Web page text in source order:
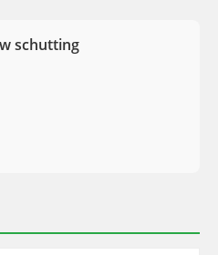
schutting